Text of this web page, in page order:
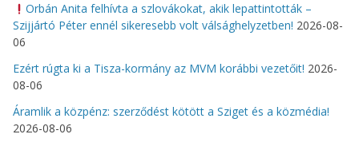
Orbán Anita felhívta a szlovákokat, akik lepattintották –
Szijjártó Péter ennél sikeresebb volt válsághelyzetben! 2026-08-
06
Ezért rúgta ki a Tisza-kormány az MVM korábbi vezetőit! 2026-
08-06
Áramlik a közpénz: szerződést kötött a Sziget és a közmédia!
2026-08-06